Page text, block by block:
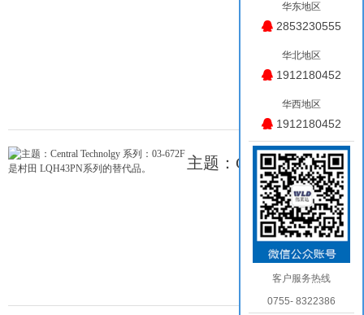
列03-677F 代用API
Delevan 5022R系列
了解更多>>
主题：Central
Technolgy 系列：03-
672F 是村田
LQH43PN系列的替代
了解更多>>
华东地区
2853230555
华北地区
1912180452
华西地区
1912180452
客户服务热线
0755- 8322386